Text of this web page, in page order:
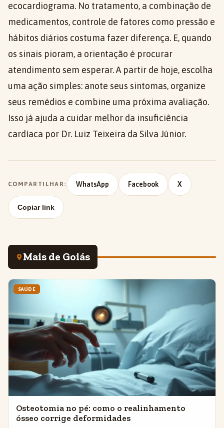
ecocardiograma. No tratamento, a combinação de
medicamentos, controle de fatores como pressão e
hábitos diários costuma fazer diferença. E, quando
os sinais pioram, a orientação é procurar
atendimento sem esperar. A partir de hoje, escolha
uma ação simples: anote seus sintomas, organize
seus remédios e combine uma próxima avaliação.
Isso já ajuda a cuidar melhor da insuficiência
cardíaca por Dr. Luiz Teixeira da Silva Júnior.
COMPARTILHAR: WhatsApp Facebook X
Copiar link
Mais de Goiás
SAÚDE
Osteotomia no pé: como o realinhamento
ósseo corrige deformidades